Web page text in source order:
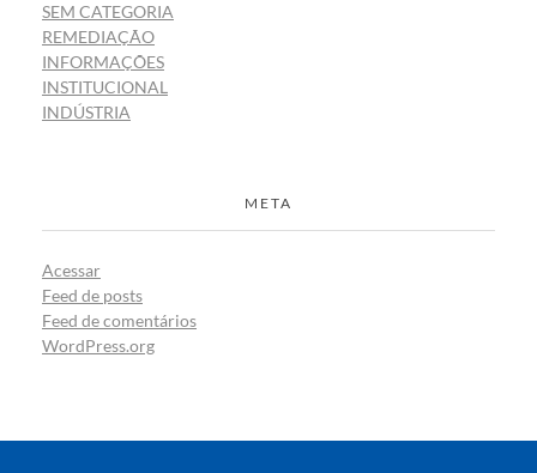
SEM CATEGORIA
REMEDIAÇÃO
INFORMAÇÕES
INSTITUCIONAL
INDÚSTRIA
META
Acessar
Feed de posts
Feed de comentários
WordPress.org